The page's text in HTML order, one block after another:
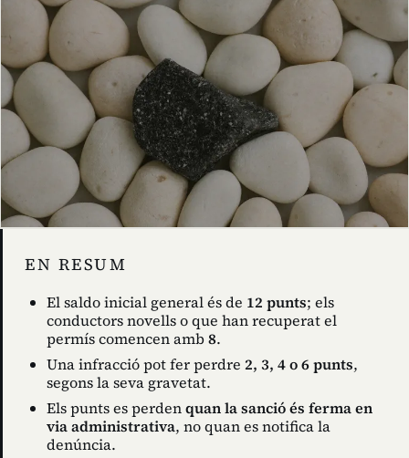
EN RESUM
El saldo inicial general és de 12 punts; els
conductors novells o que han recuperat el
permís comencen amb8.
Una infracció pot fer perdre 2, 3, 4 o 6 punts,
segons la seva gravetat.
Els punts es perdenquan la sanció és ferma en
via administrativa, no quan es notifica la
denúncia.